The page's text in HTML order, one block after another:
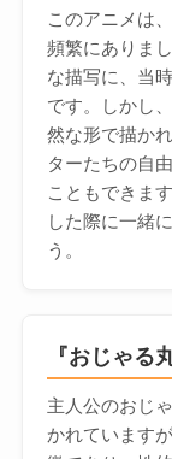
このアニメは
頻繁にありま
な描写に、当
です。しかし
然な形で描か
ターたちの自
こともできま
した際に一緒
う。
『おじゃる
主人公のおじ
かれています